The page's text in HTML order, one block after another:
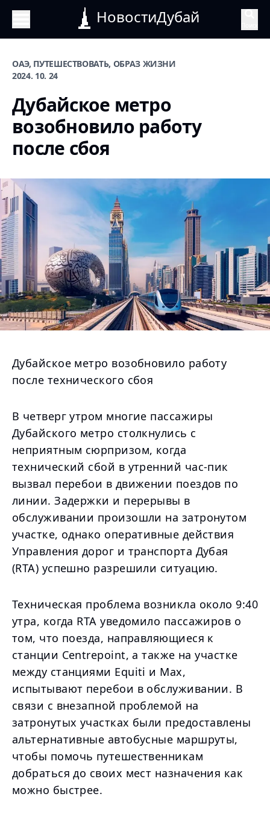
НовостиДубай
ОАЭ, ПУТЕШЕСТВОВАТЬ, ОБРАЗ ЖИЗНИ
2024. 10. 24
Дубайское метро
возобновило работу
после сбоя
Дубайское метро возобновило работу
после технического сбоя
В четверг утром многие пассажиры
Дубайского метро столкнулись с
неприятным сюрпризом, когда
технический сбой в утренний час-пик
вызвал перебои в движении поездов по
линии. Задержки и перерывы в
обслуживании произошли на затронутом
участке, однако оперативные действия
Управления дорог и транспорта Дубая
(RTA) успешно разрешили ситуацию.
Техническая проблема возникла около 9:40
утра, когда RTA уведомило пассажиров о
том, что поезда, направляющиеся к
станции Centrepoint, а также на участке
между станциями Equiti и Max,
испытывают перебои в обслуживании. В
связи с внезапной проблемой на
затронутых участках были предоставлены
альтернативные автобусные маршруты,
чтобы помочь путешественникам
добраться до своих мест назначения как
можно быстрее.